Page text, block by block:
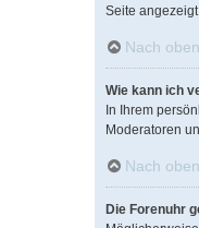
Seite
Nach oben
Wie kann ich
In Ihrem
Moderatoren
Nach oben
Die Forenuhr